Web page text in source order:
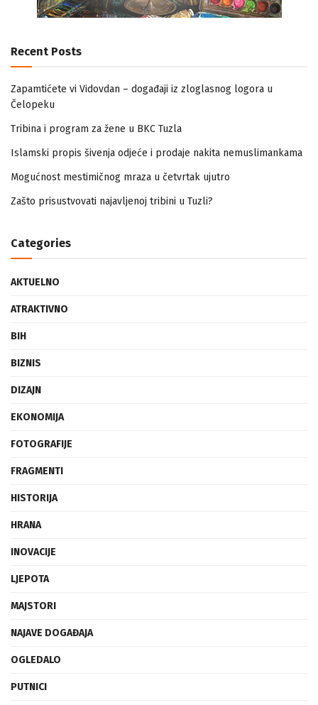
Recent Posts
Zapamtićete vi Vidovdan – događaji iz zloglasnog logora u
Čelopeku
Tribina i program za žene u BKC Tuzla
Islamski propis šivenja odjeće i prodaje nakita nemuslimankama
Mogućnost mestimičnog mraza u četvrtak ujutro
Zašto prisustvovati najavljenoj tribini u Tuzli?
Categories
AKTUELNO
ATRAKTIVNO
BIH
BIZNIS
DIZAJN
EKONOMIJA
FOTOGRAFIJE
FRAGMENTI
HISTORIJA
HRANA
INOVACIJE
LJEPOTA
MAJSTORI
NAJAVE DOGAĐAJA
OGLEDALO
PUTNICI